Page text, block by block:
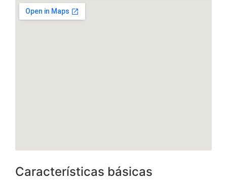
Características básicas